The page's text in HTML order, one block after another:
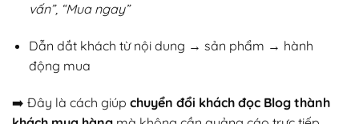
vấn”, “Mua ngay”
Dẫn dắt khách từ nội dung → sản phẩm → hành
động mua
➡️ Đây là cách giúp chuyển đổi khách đọc Blog thành